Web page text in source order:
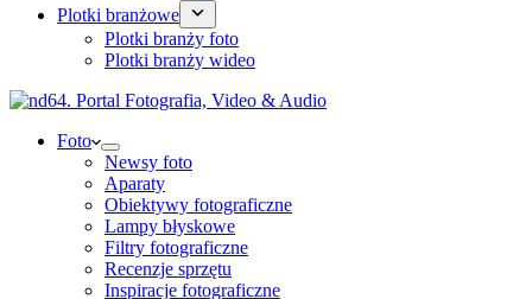
Plotki branżowe
Plotki branży foto
Plotki branży wideo
Foto
Newsy foto
Aparaty
Obiektywy fotograficzne
Lampy błyskowe
Filtry fotograficzne
Recenzje sprzętu
Inspiracje fotograficzne